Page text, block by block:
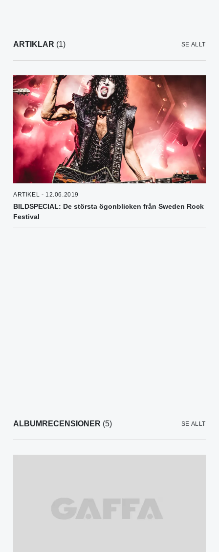
ARTIKLAR (1) SE ALLT
ARTIKEL - 12.06.2019
BILDSPECIAL: De största ögonblicken från Sweden Rock
Festival
ALBUMRECENSIONER (5) SE ALLT